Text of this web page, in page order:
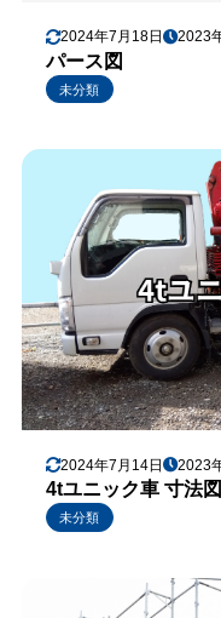
2024年7月18日 2023
パース図
未分類
2024年7月14日 2023
4tユニック車 寸法図
未分類